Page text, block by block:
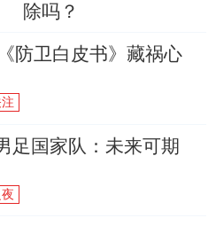
除吗？
防卫白皮书》藏祸心
足国家队：未来可期